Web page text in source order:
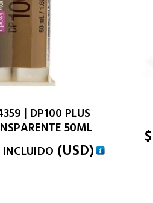
| DP100 PLUS
50ML
(USD)
$